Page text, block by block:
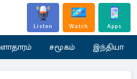
Listen Watch Apps
சமூகம் இந்தியா